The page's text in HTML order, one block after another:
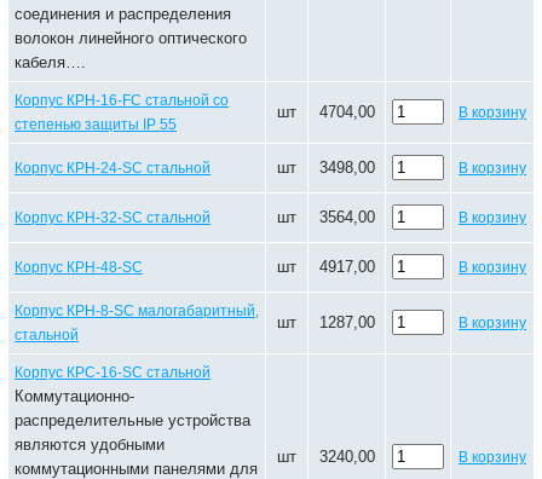
соединения и распределения
волокон линейного оптического
кабеля….
Корпус КРН-16-FC стальной со
степенью защиты IP 55
шт 4704,00 В корзину
Корпус КРН-24-SC стальной шт 3498,00 В корзину
Корпус КРН-32-SC стальной шт 3564,00 В корзину
Корпус КРН-48-SC шт 4917,00 В корзину
Корпус КРН-8-SC малогабаритный,
стальной
шт 1287,00 В корзину
Корпус КРС-16-SC стальной
Коммутационно-
распределительные устройства
являются удобными
коммутационными панелями для
шт 3240,00 В корзину